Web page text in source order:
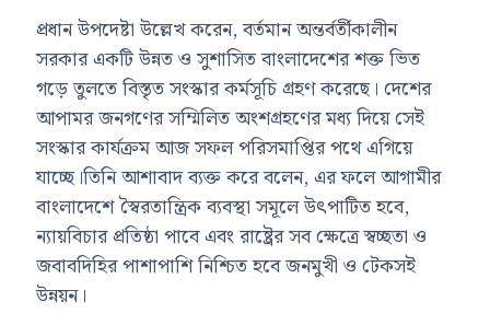
প্রধান উপদেষ্টা উল্লেখ করেন, বর্তমান অন্তর্বর্তীকালীন
সরকার একটি উন্নত ও সুশাসিত বাংলাদেশের শক্ত ভিত
গড়ে তুলতে বিস্তৃত সংস্কার কর্মসূচি গ্রহণ করেছে। দেশের
আপামর জনগণের সম্মিলিত অংশগ্রহণের মধ্য দিয়ে সেই
সংস্কার কার্যক্রম আজ সফল পরিসমাপ্তির পথে এগিয়ে
যাচ্ছে।তিনি আশাবাদ ব্যক্ত করে বলেন, এর ফলে আগামীর
বাংলাদেশে স্বৈরতান্ত্রিক ব্যবস্থা সমূলে উৎপাটিত হবে,
ন্যায়বিচার প্রতিষ্ঠা পাবে এবং রাষ্ট্রের সব ক্ষেত্রে স্বচ্ছতা ও
জবাবদিহির পাশাপাশি নিশ্চিত হবে জনমুখী ও টেকসই
উন্নয়ন।